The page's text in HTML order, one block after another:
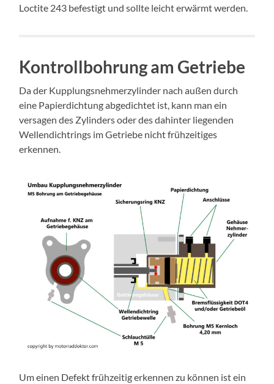
Loctite 243 befestigt und sollte leicht erwärmt werden.
Kontrollbohrung am Getriebe
Da der Kupplungsnehmerzylinder nach außen durch
eine Papierdichtung abgedichtet ist, kann man ein
versagen des Zylinders oder des dahinter liegenden
Wellendichtrings im Getriebe nicht frühzeitiges
erkennen.
Um einen Defekt frühzeitig erkennen zu können ist ein